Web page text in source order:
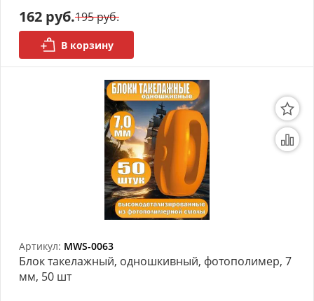
АРХИВ
162 руб.195 руб.
В корзину
Артикул: MWS-0063
Блок такелажный, одношкивный, фотополимер, 7
мм, 50 шт